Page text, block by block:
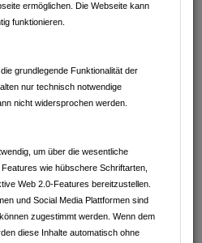
ermöglichen. Die Webseite kann
funktionieren.
grundlegende Funktionalität der
nur technisch notwendige
nicht widersprochen werden.
um über die wesentliche
wie hübschere Schriftarten,
Web 2.0-Features bereitzustellen.
und Social Media Plattformen sind
zugestimmt werden. Wenn dem
diese Inhalte automatisch ohne